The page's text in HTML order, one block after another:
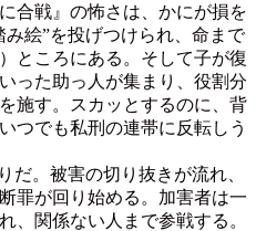
合戦』の怖さは、かにが損を
絵”を投げつけられ、命まで
ところにある。そして子が復
った助っ人が集まり、役割分
施す。スカッとするのに、背
つでも私刑の連帯に反転しう
。被害の切り抜きが流れ、
罪が回り始める。加害者は一
、関係ない人まで参戦する。